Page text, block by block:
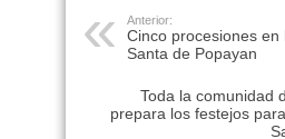
Anterior:
Cinco procesiones en
Santa de Popayan
Toda la comunidad
prepara los festejos